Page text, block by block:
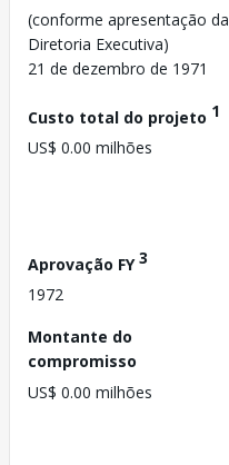
(conforme apresentação da
Diretoria Executiva)
21 de dezembro de 1971
Custo total do projeto 1
US$ 0.00 milhões
Aprovação FY3
1972
Montante do
compromisso
US$ 0.00 milhões